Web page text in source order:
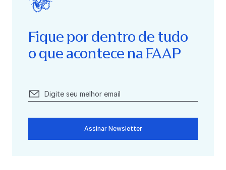
Fique por dentro de tudo
o que acontece na FAAP
Assinar Newsletter